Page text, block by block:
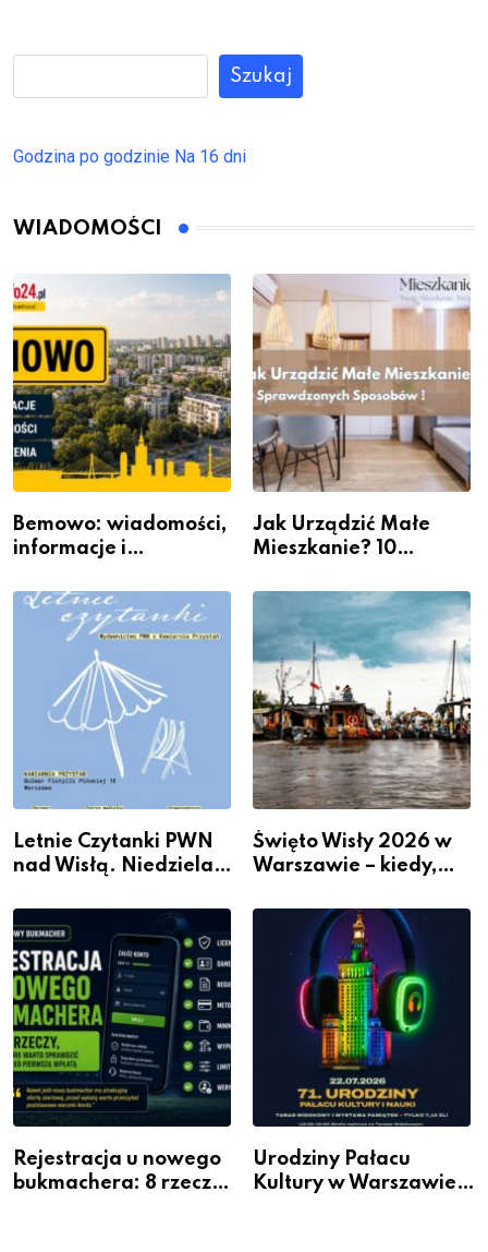
Szukaj
Godzina po godzinie Na 16 dni
WIADOMOŚCI
Bemowo: wiadomości,
informacje i
Jak Urządzić Małe
Mieszkanie? 10
Przestrzeni Bez
Kosztownego Remontu
Letnie Czytanki PWN
nad Wisłą. Niedziela z
dla siebie
Święto Wisły 2026 w
Warszawie – kiedy,
działo 2 sierpnia
Rejestracja u nowego
bukmachera: 8 rzeczy,
Urodziny Pałacu
Kultury w Warszawie –